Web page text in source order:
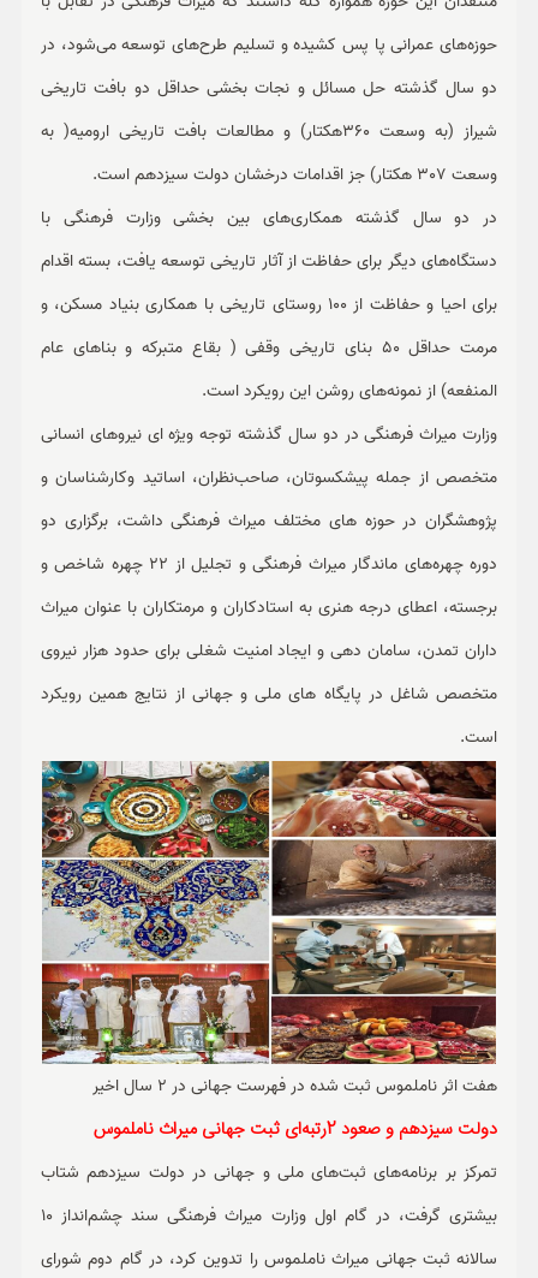
حوزه‌های عمرانی پا پس کشیده و تسلیم طرح‌های توسعه می‌شود، در
دو سال گذشته حل مسائل و نجات بخشی حداقل دو بافت تاریخی
شیراز (به وسعت 360هکتار) و مطالعات بافت تاریخی ارومیه( به
وسعت 307 هکتار) جز اقدامات درخشان دولت سیزدهم است.
در دو سال گذشته همکاری‌های بین بخشی وزارت فرهنگی با
دستگاه‌های دیگر برای حفاظت از آثار تاریخی توسعه یافت، بسته اقدام
برای احیا و حفاظت از 100 روستای تاریخی با همکاری بنیاد مسکن، و
مرمت حداقل 50 بنای تاریخی وقفی ( بقاع متبرکه و بناهای عام
المنفعه) از نمونه‌های روشن این رویکرد است.
وزارت میراث فرهنگی در دو سال گذشته توجه ویژه ای نیروهای انسانی
متخصص از جمله پیشکسوتان، صاحب‌نظران، اساتید وکارشناسان و
پژوهشگران در حوزه های مختلف میراث فرهنگی داشت، برگزاری دو
دوره چهره‌های ماندگار میراث فرهنگی و تجلیل از 22 چهره شاخص و
برجسته، اعطای درجه هنری به استادکاران و مرمتکاران با عنوان میراث
داران تمدن، سامان دهی و ایجاد امنیت شغلی برای حدود هزار نیروی
متخصص شاغل در پایگاه های ملی و جهانی از نتایج همین رویکرد
است.
هفت اثر ناملموس ثبت شده در فهرست جهانی در 2 سال اخیر
دولت سیزدهم و صعود 2رتبه‌ای ثبت جهانی میراث ناملموس
تمرکز بر برنامه‌های ثبت‌های ملی و جهانی در دولت سیزدهم شتاب
بیشتری گرفت، در گام اول وزارت میراث فرهنگی سند چشم‌انداز 10
سالانه ثبت جهانی میراث ناملموس را تدوین کرد، در گام دوم شورای